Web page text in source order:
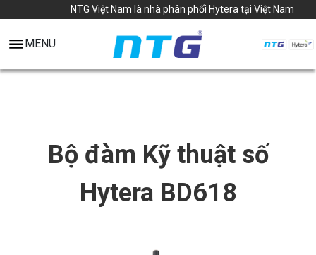
NTG Việt Nam là nhà phân phối Hytera tại Việt Nam
MENU
Bộ đàm Kỹ thuật số
Hytera BD618